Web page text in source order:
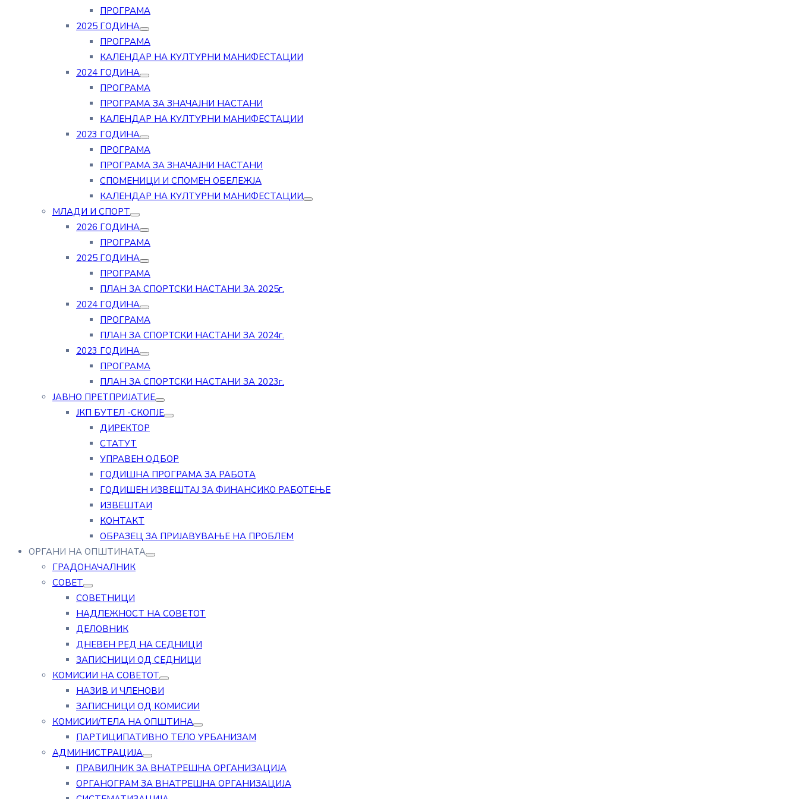
ПРОГРАМА
2025 ГОДИНА
ПРОГРАМА
КАЛЕНДАР НА КУЛТУРНИ МАНИФЕСТАЦИИ
2024 ГОДИНА
ПРОГРАМА
ПРОГРАМА ЗА ЗНАЧАЈНИ НАСТАНИ
КАЛЕНДАР НА КУЛТУРНИ МАНИФЕСТАЦИИ
2023 ГОДИНА
ПРОГРАМА
ПРОГРАМА ЗА ЗНАЧАЈНИ НАСТАНИ
СПОМЕНИЦИ И СПОМЕН ОБЕЛЕЖЈА
КАЛЕНДАР НА КУЛТУРНИ МАНИФЕСТАЦИИ
МЛАДИ И СПОРТ
2026 ГОДИНА
ПРОГРАМА
2025 ГОДИНА
ПРОГРАМА
ПЛАН ЗА СПОРТСКИ НАСТАНИ ЗА 2025г.
2024 ГОДИНА
ПРОГРАМА
ПЛАН ЗА СПОРТСКИ НАСТАНИ ЗА 2024г.
2023 ГОДИНА
ПРОГРАМА
ПЛАН ЗА СПОРТСКИ НАСТАНИ ЗА 2023г.
ЈАВНО ПРЕТПРИЈАТИЕ
ЈКП БУТЕЛ -СКОПЈЕ
ДИРЕКТОР
СТАТУТ
УПРАВЕН ОДБОР
ГОДИШНА ПРОГРАМА ЗА РАБОТА
ГОДИШЕН ИЗВЕШТАЈ ЗА ФИНАНСИКО РАБОТЕЊЕ
ИЗВЕШТАИ
КОНТАКТ
ОБРАЗЕЦ ЗА ПРИЈАВУВАЊЕ НА ПРОБЛЕМ
ОРГАНИ НА ОПШТИНАТА
ГРАДОНАЧАЛНИК
СОВЕТ
СОВЕТНИЦИ
НАДЛЕЖНОСТ НА СОВЕТОТ
ДЕЛОВНИК
ДНЕВЕН РЕД НА СЕДНИЦИ
ЗАПИСНИЦИ ОД СЕДНИЦИ
КОМИСИИ НА СОВЕТОТ
НАЗИВ И ЧЛЕНОВИ
ЗАПИСНИЦИ ОД КОМИСИИ
КОМИСИИ/ТЕЛА НА ОПШТИНА
ПАРТИЦИПАТИВНО ТЕЛО УРБАНИЗАМ
АДМИНИСТРАЦИЈА
ПРАВИЛНИК ЗА ВНАТРЕШНА ОРГАНИЗАЦИЈА
ОРГАНОГРАМ ЗА ВНАТРЕШНА ОРГАНИЗАЦИЈА